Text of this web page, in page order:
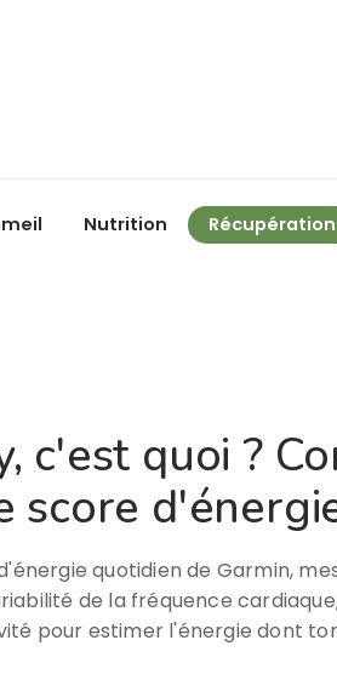
Nutrition Récupération
c'est quoi ?
score
quotidien de Garmin,
de la fréquence
pour estimer l'énergie dont